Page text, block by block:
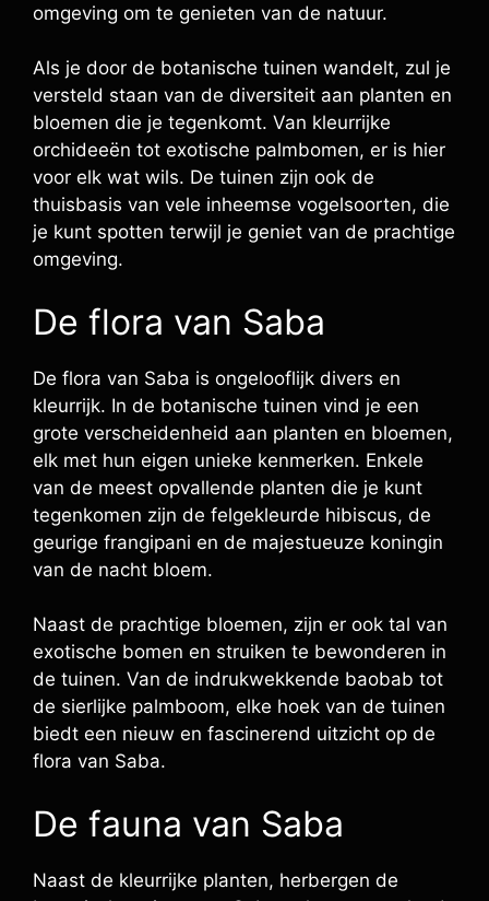
omgeving om te genieten van de natuur.
Als je door de botanische tuinen wandelt, zul je
versteld staan van de diversiteit aan planten en
bloemen die je tegenkomt. Van kleurrijke
orchideeën tot exotische palmbomen, er is hier
voor elk wat wils. De tuinen zijn ook de
thuisbasis van vele inheemse vogelsoorten, die
je kunt spotten terwijl je geniet van de prachtige
omgeving.
De flora van Saba
De flora van Saba is ongelooflijk divers en
kleurrijk. In de botanische tuinen vind je een
grote verscheidenheid aan planten en bloemen,
elk met hun eigen unieke kenmerken. Enkele
van de meest opvallende planten die je kunt
tegenkomen zijn de felgekleurde hibiscus, de
geurige frangipani en de majestueuze koningin
van de nacht bloem.
Naast de prachtige bloemen, zijn er ook tal van
exotische bomen en struiken te bewonderen in
de tuinen. Van de indrukwekkende baobab tot
de sierlijke palmboom, elke hoek van de tuinen
biedt een nieuw en fascinerend uitzicht op de
flora van Saba.
De fauna van Saba
Naast de kleurrijke planten, herbergen de